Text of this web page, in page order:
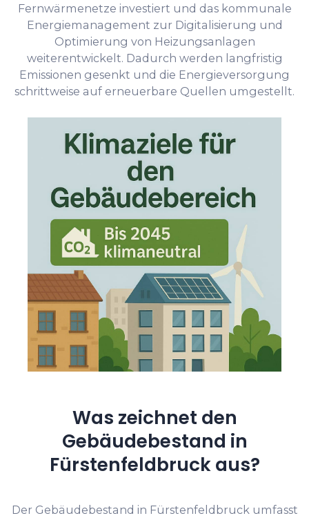
Fernwärmenetze investiert und das kommunale
Energiemanagement zur Digitalisierung und
Optimierung von Heizungsanlagen
weiterentwickelt. Dadurch werden langfristig
Emissionen gesenkt und die Energieversorgung
schrittweise auf erneuerbare Quellen umgestellt.
Was zeichnet den
Gebäudebestand in
Fürstenfeldbruck aus?
Der Gebäudebestand in Fürstenfeldbruck umfasst